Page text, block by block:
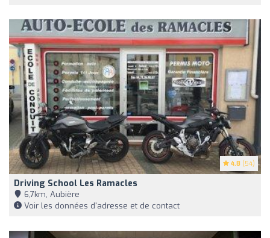
4.8 (54)
Driving School Les Ramacles
6,7km, Aubière
Voir les données d'adresse et de contact